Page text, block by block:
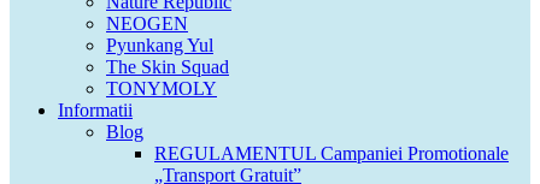
NEOGEN
Pyunkang Yul
The Skin Squad
TONYMOLY
Informatii
Blog
REGULAMENTUL Campaniei Promotionale
„Transport Gratuit”